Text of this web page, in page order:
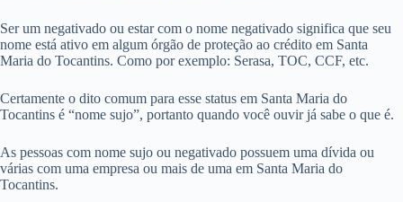
Ser um negativado ou estar com o nome negativado significa que seu
nome está ativo em algum órgão de proteção ao crédito em Santa
Maria do Tocantins. Como por exemplo: Serasa, TOC, CCF, etc.
Certamente o dito comum para esse status em Santa Maria do
Tocantins é “nome sujo”, portanto quando você ouvir já sabe o que é.
As pessoas com nome sujo ou negativado possuem uma dívida ou
várias com uma empresa ou mais de uma em Santa Maria do
Tocantins.